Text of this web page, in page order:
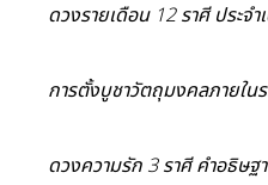
ดวงรายเดือน 12 ราศี ประจ
การตั้งบูชาวัตถุมงคลภายใน
ดวงความรัก 3 ราศี คำอธิษ